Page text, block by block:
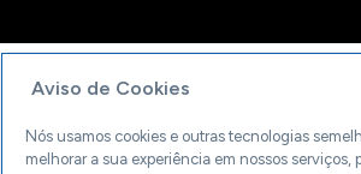
Aviso de Cookies
Nós usamos cookies e outras tecnologias
melhorar a sua experiência em nossos serviços,